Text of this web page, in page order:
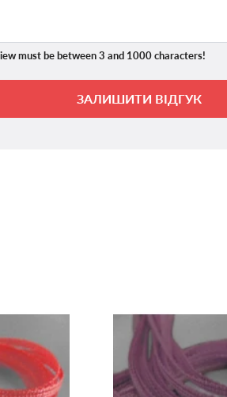
must be between 3 and 1000 characters!
ЗАЛИШИТИ ВІДГУК